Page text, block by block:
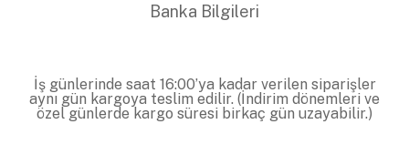
Banka Bilgileri
İş günlerinde saat 16:00’ya kadar verilen siparişler
aynı gün kargoya teslim edilir. (İndirim dönemleri ve
özel günlerde kargo süresi birkaç gün uzayabilir.)